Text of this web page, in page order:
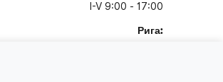
I-V 9:00 - 17:00
Рига: